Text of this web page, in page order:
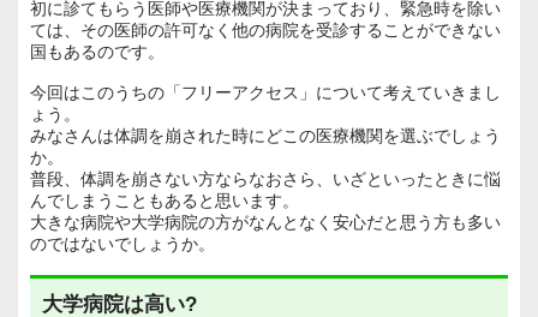
初に診てもらう医師や医療機関が決まっており、緊急時を除い
ては、その医師の許可なく他の病院を受診することができない
国もあるのです。
今回はこのうちの「フリーアクセス」について考えていきまし
ょう。
みなさんは体調を崩された時にどこの医療機関を選ぶでしょう
か。
普段、体調を崩さない方ならなおさら、いざといったときに悩
んでしまうこともあると思います。
大きな病院や大学病院の方がなんとなく安心だと思う方も多い
のではないでしょうか。
大学病院は高い?